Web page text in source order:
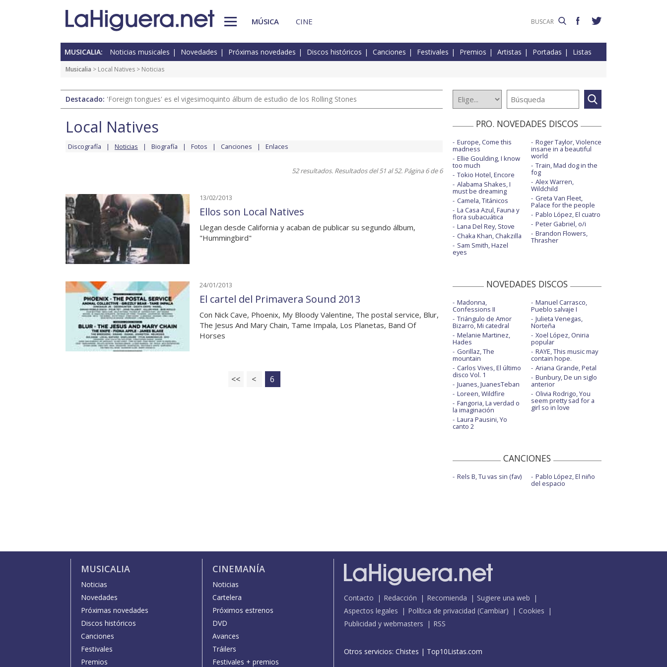
MÚSICA CINE
MUSICALIA: Noticias musicales Novedades Próximas novedades Discos históricos Canciones Festivales Premios Artistas Portadas Listas
Musicalia > Local Natives > Noticias
Destacado: 'Foreign tongues' es el vigesimoquinto álbum de estudio de los Rolling Stones
Local Natives
Discografía Noticias Biografía Fotos Canciones Enlaces
52 resultados. Resultados del 51 al 52. Página 6 de 6
13/02/2013
Ellos son Local Natives
Llegan desde California y acaban de publicar su segundo álbum,
"Hummingbird"
24/01/2013
El cartel del Primavera Sound 2013
Con Nick Cave, Phoenix, My Bloody Valentine, The postal service, Blur,
The Jesus And Mary Chain, Tame Impala, Los Planetas, Band Of
Horses
<< < 6
PRO. NOVEDADES DISCOS
Europe, Come this
madness
Ellie Goulding, I know
too much
Tokio Hotel, Encore
Alabama Shakes, I
must be dreaming
Camela, Titánicos
La Casa Azul, Fauna y
flora subacuática
Lana Del Rey, Stove
Chaka Khan, Chakzilla
Sam Smith, Hazel
eyes
Roger Taylor, Violence
insane in a beautiful
world
Train, Mad dog in the
fog
Alex Warren,
Wildchild
Greta Van Fleet,
Palace for the people
Pablo López, El cuatro
Peter Gabriel, o/i
Brandon Flowers,
Thrasher
NOVEDADES DISCOS
Madonna,
Confessions II
Triángulo de Amor
Bizarro, Mi catedral
Melanie Martinez,
Hades
Gorillaz, The
mountain
Carlos Vives, El último
disco Vol. 1
Juanes, JuanesTeban
Loreen, Wildfire
Fangoria, La verdad o
la imaginación
Laura Pausini, Yo
canto 2
Manuel Carrasco,
Pueblo salvaje I
Julieta Venegas,
Norteña
Xoel López, Oniria
popular
RAYE, This music may
contain hope.
Ariana Grande, Petal
Bunbury, De un siglo
anterior
Olivia Rodrigo, You
seem pretty sad for a
girl so in love
CANCIONES
Rels B, Tu vas sin (fav) Pablo López, El niño
del espacio
MUSICALIA
Noticias
Novedades
Próximas novedades
Discos históricos
Canciones
Festivales
Premios
CINEMANÍA
Noticias
Cartelera
Próximos estrenos
DVD
Avances
Tráilers
Festivales + premios
Contacto Redacción Recomienda
Sugiere una web
Aspectos legales
Política de privacidad (Cambiar)
Cookies
Publicidad y webmasters
RSS
Otros servicios: Chistes | Top10Listas.com